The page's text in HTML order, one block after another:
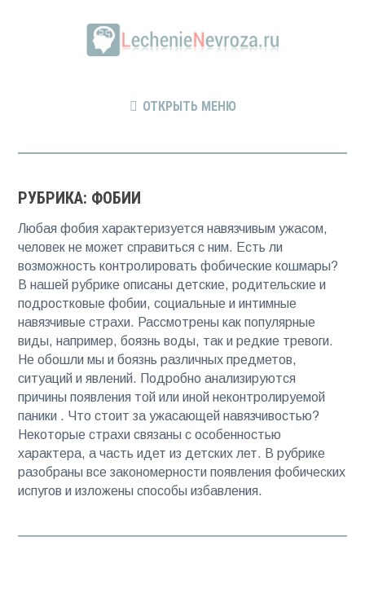
ОТКРЫТЬ МЕНЮ
РУБРИКА: ФОБИИ
Любая фобия характеризуется навязчивым ужасом,
человек не может справиться с ним. Есть ли
возможность контролировать фобические кошмары?
В нашей рубрике описаны детские, родительские и
подростковые фобии, социальные и интимные
навязчивые страхи. Рассмотрены как популярные
виды, например, боязнь воды, так и редкие тревоги.
Не обошли мы и боязнь различных предметов,
ситуаций и явлений. Подробно анализируются
причины появления той или иной неконтролируемой
паники . Что стоит за ужасающей навязчивостью?
Некоторые страхи связаны с особенностью
характера, а часть идет из детских лет. В рубрике
разобраны все закономерности появления фобических
испугов и изложены способы избавления.